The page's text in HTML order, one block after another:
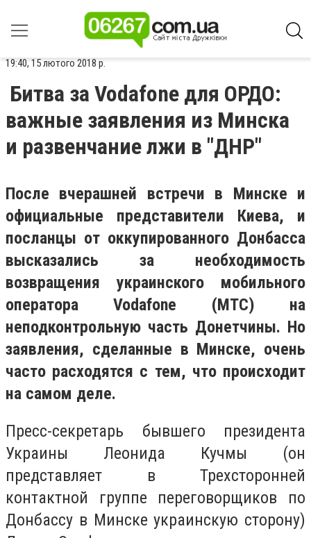
19:40, 15 лютого 2018 р.
Битва за Vodafone для ОРДО:
важные заявления из Минска
и развенчание лжи в "ДНР"
После вчерашней встречи в Минске и
официальные представители Киева, и
посланцы от оккупированного Донбасса
высказались за необходимость
возвращения украинского мобильного
оператора Vodafone (МТС) на
неподконтрольную часть Донетчины. Но
заявления, сделанные в Минске, очень
часто расходятся с тем, что происходит
на самом деле.
Пресс-секретарь бывшего президента
Украины Леонида Кучмы (он
представляет в Трехсторонней
контактной группе переговорщиков по
Донбассу в Минске украинскую сторону)